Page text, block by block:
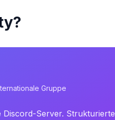
Gruppe
Discord-Server. Strukturierte